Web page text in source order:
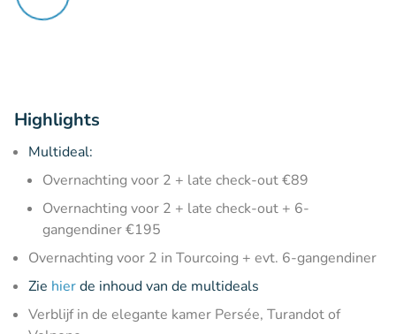
Highlights
Multideal:
Overnachting voor 2 + late check-out €89
Overnachting voor 2 + late check-out + 6-
gangendiner €195
Overnachting voor 2 in Tourcoing + evt. 6-gangendiner
Zie hierde inhoud van de multideals
Verblijf in de elegante kamer Persée, Turandot of